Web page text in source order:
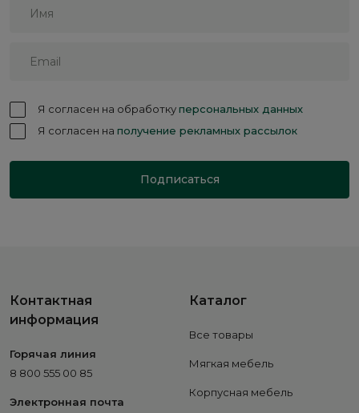
Я согласен на обработкуперсональных данных
Я согласен на получение рекламных рассылок
Подписаться
Контактная
информация
Горячая линия
8 800 555 00 85
Электронная почта
Каталог
Все товары
Мягкая мебель
Корпусная мебель